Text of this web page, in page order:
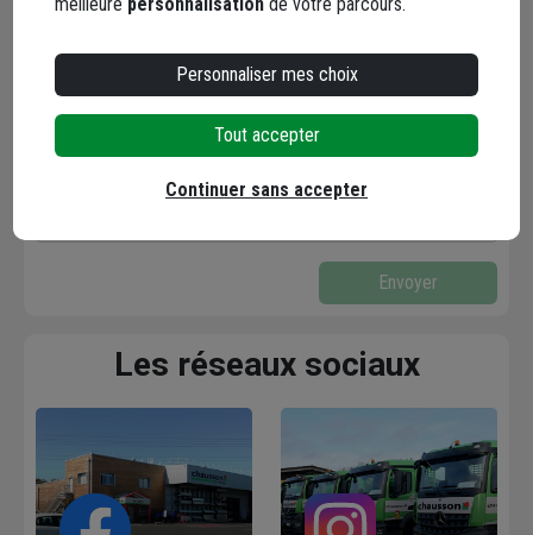
Votre email* :
Votre message* :
Envoyer
Les réseaux sociaux
Personnaliser mes choix
Tout accepter
Continuer sans accepter